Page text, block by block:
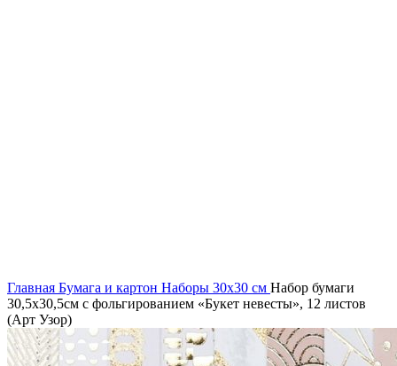
Главная Бумага и картон Наборы 30х30 см Набор бумаги
30,5х30,5см с фольгированием «Букет невесты», 12 листов
(Арт Узор)